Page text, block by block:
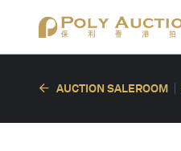
AUCTION SALEROOM